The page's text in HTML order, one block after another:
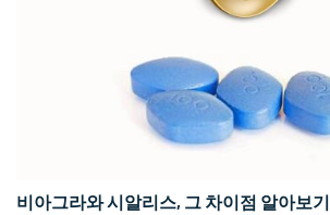
비아그라와 시알리스, 그 차이점 알아보기